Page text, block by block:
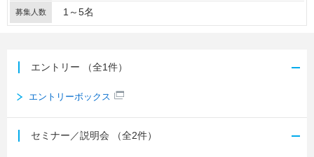
募集人数 1～5名
エントリー （全1件）
エントリーボックス
セミナー／説明会 （全2件）